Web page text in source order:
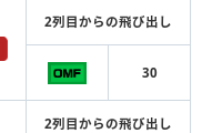
2列目からの飛び出し
30
2列目からの飛び出し